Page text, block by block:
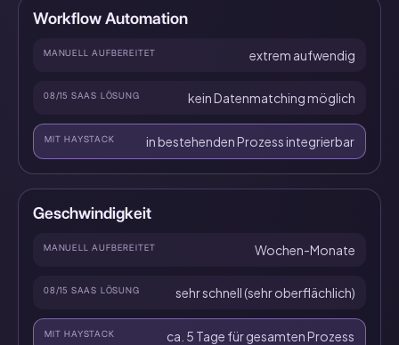
Workflow Automation
MANUELL AUFBEREITET extrem aufwendig
08/15 SAAS LÖSUNG kein Datenmatching möglich
MIT HAYSTACK in bestehenden Prozess integrierbar
Geschwindigkeit
MANUELL AUFBEREITET Wochen-Monate
08/15 SAAS LÖSUNG sehr schnell (sehr oberflächlich)
MIT HAYSTACK ca. 5 Tage für gesamten Prozess